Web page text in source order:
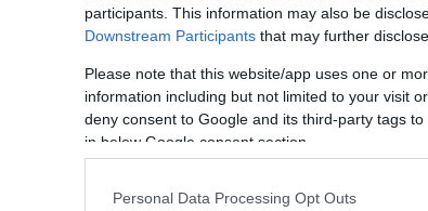
participants. This information may also be
Downstream Participants that may further
Please note that this website/app uses one or
information including but not limited to your visit
deny consent to Google and its third-party tags
in below Google consent section.
Personal Data Processing Opt Outs
Μουσική|13.09.2025
Ο Makaya
μπάντα του για
Ελλάδα
Το Σάββατο 22
μια σπάνια